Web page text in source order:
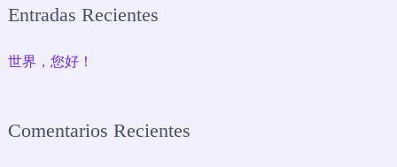
C
A
O
Entradas Recientes
世界，您好！
Comentarios Recientes